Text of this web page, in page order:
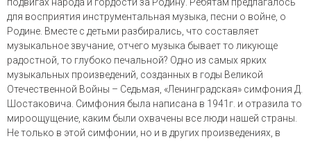
для восприятия инструментальная музыка, песни о войне, о
Родине. Вместе с детьми разбирались, что составляет
музыкальное звучание, отчего музыка бывает то ликующе
радостной, то глубоко печальной? Одно из самых ярких
музыкальных произведений, созданных в годы Великой
Отечественной Войны – Седьмая, «Ленинградская» симфония Д.
Шостаковича. Симфония была написана в 1941г. и отразила то
мироощущение, каким были охвачены все люди нашей страны.
Не только в этой симфонии, но и в других произведениях, в